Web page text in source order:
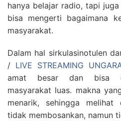
hanya belajar radio, tapi
bisa mengerti bagaimana
masyarakat.
Dalam hal sirkulasinotulen
/ LIVE STREAMING
amat besar dan bisa
masyarakat luas. makna
menarik, sehingga melihat
tidak membosankan, namun